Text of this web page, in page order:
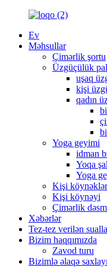
Ev
Məhsullar
Çimərlik şortu
Üzgüçülük
uşaq
kişi
qadın
Yoga geyimi
idman
Yoqa
Yoga
Kişi
Kişi köynəyi
Çimərlik
Xəbərlər
Tez-tez verilən
Bizim haqqımızda
Zavod turu
Bizimlə əlaqə